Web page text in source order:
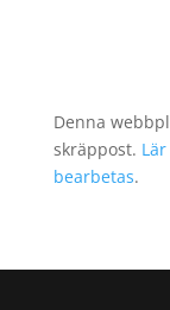
Denna
skräppost.
bearbetas.